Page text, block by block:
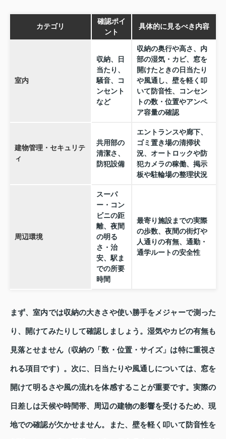
カテゴリ
確認ポイ
ント
具体的に見るべき内容
室内
収納、日
当たり、
騒音、コ
ンセント
など
収納の奥行や高さ、内
部の湿気・カビ、窓を
開けたときの日当たり
や風通し、壁を軽く叩
いて防音性、コンセン
トの数・位置やアンペ
ア容量の確認
建物管理・セキュリテ
ィ
共用部の
清潔さ、
防犯設備
エントランスや廊下、
ゴミ置き場の清掃状
況、オートロックや防
犯カメラの稼働、掲示
板や駐輪場の整理状況
周辺環境
スーパ
ー・コン
ビニの距
離、夜間
の明る
さ・治
安、駅ま
での所要
時間
最寄り施設までの実際
の歩数、夜間の街灯や
人通りの有無、通勤・
通学ルートの安全性
まず、室内では収納の大きさや使い勝手をメジャーで測った
り、開けてみたりして確認しましょう。湿気やカビの有無も
見落とせません（収納の「数・位置・サイズ」は特に重視さ
れる項目です）。次に、日当たりや風通しについては、窓を
開けて明るさや風の流れを体感することが重要です。実際の
日差しは天候や時間帯、周辺の建物の影響を受けるため、現
地での確認が欠かせません。また、壁を軽く叩いて防音性を